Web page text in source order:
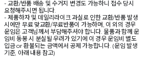
- 교환/반품 배송 및 수거지 변경도 가능하니 접수 당시
요청해주시면 됩니다.
- 제품하자 및 데일리라이크 과실로 인한 교환/반품 발생
시에만 무료 맞교환/무료반품이 가능하며, 이 외의 경우
운임은 고객님께서 부담해주셔야 합니다. 물품과 함께 운
임비 동봉 시 분실될 우려가 있기에 이 경우 운임비 별도
입금 or 환불되는 금액에서 공제 가능합니다. (운임 발생
기준, 아래 내용 참고)